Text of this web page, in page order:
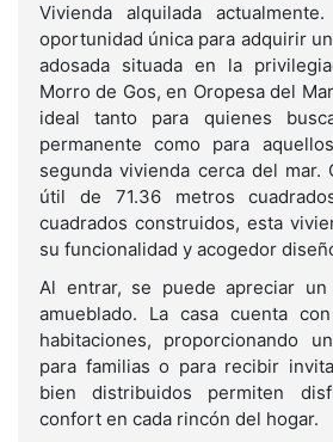
Vivienda alquilada
oportunidad única para adquirir
adosada situada en la
Morro de Gos, en Oropesa del
ideal tanto para quienes
permanente como para
segunda vivienda cerca del mar.
útil de 71.36 metros
cuadrados construidos, esta
su funcionalidad y acogedor
Al entrar, se puede apreciar
amueblado. La casa cuenta
habitaciones, proporcionando
para familias o para recibir
bien distribuidos permiten
confort en cada rincón del hogar.